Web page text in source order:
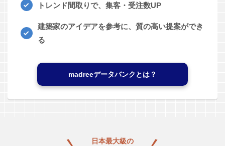
トレンド間取りで、集客・受注数UP
建築家のアイデアを参考に、質の高い提案ができ
る
madreeデータバンクとは？
日本最大級の